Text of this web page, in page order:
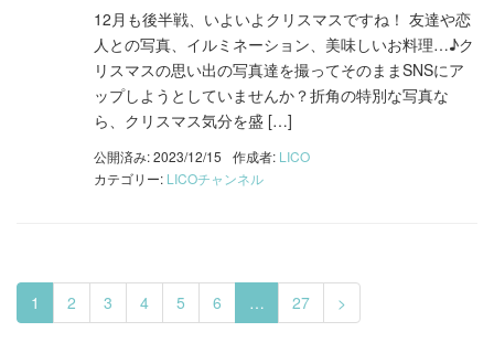
12月も後半戦、いよいよクリスマスですね！ 友達や恋
人との写真、イルミネーション、美味しいお料理…♪ク
リスマスの思い出の写真達を撮ってそのままSNSにア
ップしようとしていませんか？折角の特別な写真な
ら、クリスマス気分を盛 […]
公開済み: 2023/12/15 作成者: LICO
カテゴリー: LICOチャンネル
1 2 3 4 5 6 … 27 >